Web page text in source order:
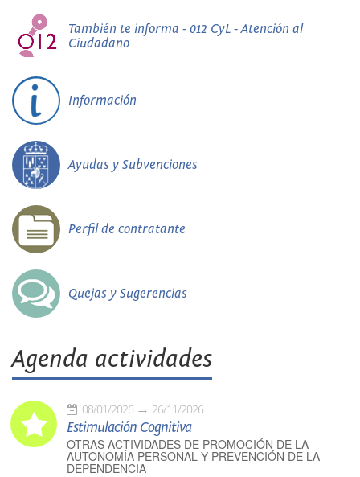
También te informa - 012 CyL - Atención al
Ciudadano
Información
Ayudas y Subvenciones
Perfil de contratante
Quejas y Sugerencias
Agenda actividades
08/01/2026 26/11/2026
Estimulación Cognitiva
OTRAS ACTIVIDADES DE PROMOCIÓN DE LA
AUTONOMÍA PERSONAL Y PREVENCIÓN DE LA
DEPENDENCIA